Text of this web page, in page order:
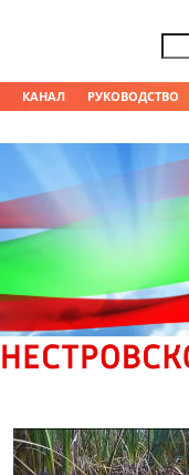
КАНАЛ РУКОВОДСТВО